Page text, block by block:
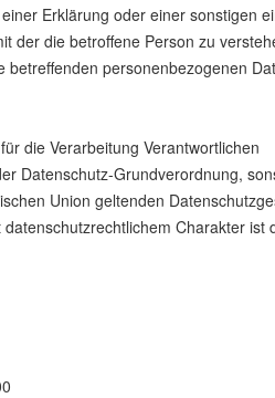
Erklärung oder einer sonstigen
der die betroffene Person zu
betreffenden personenbezogenen
die Verarbeitung Verantwortlichen
Datenschutz-Grundverordnung,
Union geltenden
Charakter ist